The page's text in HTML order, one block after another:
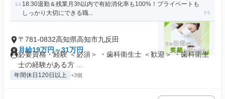
18:30退勤＆残業月3h以内で有給消化率も100%！プライベートも
しっかり大切にできる職...
〒781-0832高知県高知市九反田
月給19万円～31万円
必要資格・経験 ＜必須＞ ・歯科衛生士 ＜歓迎＞ ・歯科衛生
士の経験がある方 ...
年間休日120日以上 +3個